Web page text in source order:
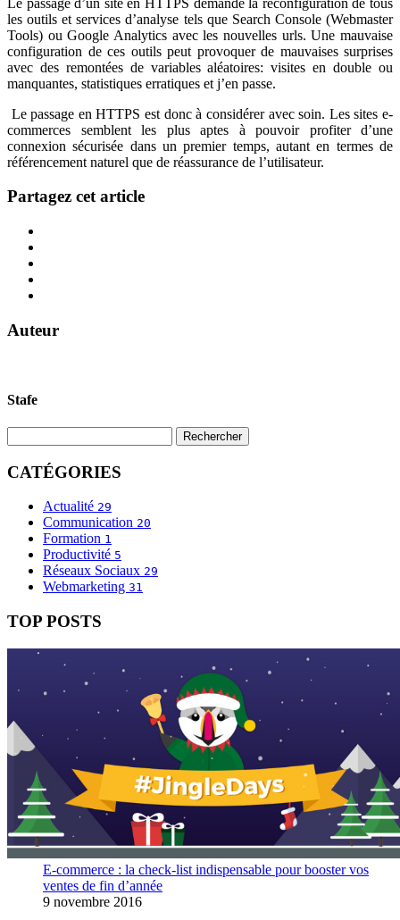
les outils et services d’analyse tels que Search Console (Webmaster
Tools) ou Google Analytics avec les nouvelles urls. Une mauvaise
configuration de ces outils peut provoquer de mauvaises surprises
avec des remontées de variables aléatoires: visites en double ou
manquantes, statistiques erratiques et j’en passe.
Le passage en HTTPS est donc à considérer avec soin. Les sites e-
commerces semblent les plus aptes à pouvoir profiter d’une
connexion sécurisée dans un premier temps, autant en termes de
référencement naturel que de réassurance de l’utilisateur.
Partagez cet article
Auteur
Stafe
CATÉGORIES
Actualité 29
Communication 20
Formation 1
Productivité 5
Réseaux Sociaux 29
Webmarketing 31
TOP POSTS
E-commerce : la check-list indispensable pour booster vos
ventes de fin d’année
9 novembre 2016